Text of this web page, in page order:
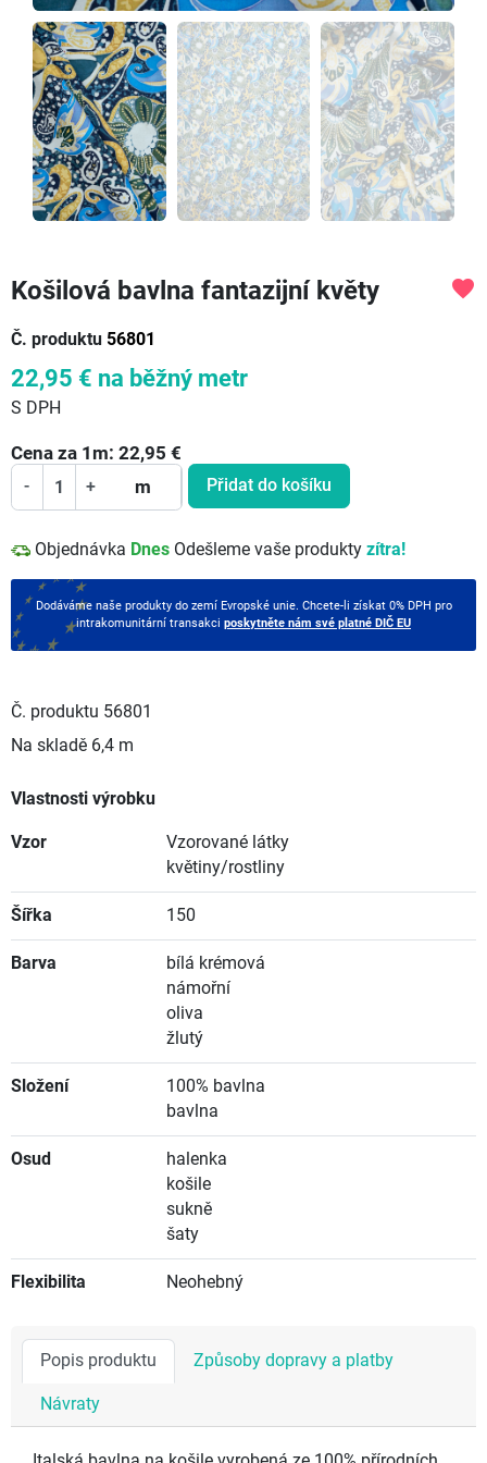
Košilová bavlna fantazijní květy
Č. produktu 56801
favorite
22,95 € na běžný metr
S DPH
Cena za 1 m: 22,95 €
- + m Přidat do košíku
Objednávka Dnes Odešleme vaše produkty zítra!
Dodáváme naše produkty do zemí Evropské unie. Chcete-li získat 0% DPH pro
intrakomunitární transakci poskytněte nám své platné DIČ EU
Č. produktu 56801
Na skladě 6,4 m
Vlastnosti výrobku
Vzor
Vzorované látky
květiny/rostliny
Šířka 150
Barva
bílá krémová
námořní
oliva
žlutý
Složení
100% bavlna
bavlna
Osud
halenka
košile
sukně
šaty
Flexibilita Neohebný
Popis produktu Způsoby dopravy a platby
Návraty